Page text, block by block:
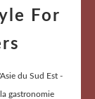
For
du Sud Est -
gastronomie